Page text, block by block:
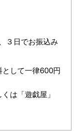
３日でお振込み
して一律600円
は「遊戯屋」